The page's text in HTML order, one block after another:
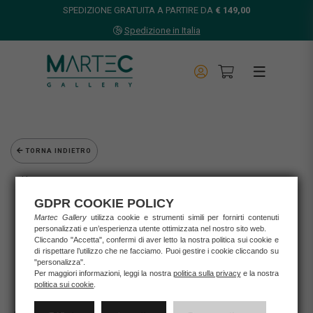
SPEDIZIONE GRATUITA A PARTIRE DA € 149,00
Spedizione in Italia
TORNA INDIETRO
Home
Grafica d'autore
Armando Orfeo
ARMANDO ORFEO - L'ENIGMA DELL'ACQUILONE
GDPR COOKIE POLICY
Martec Gallery utilizza cookie e strumenti simili per fornirti contenuti
personalizzati e un’esperienza utente ottimizzata nel nostro sito web.
Cliccando "Accetta", confermi di aver letto la nostra politica sui cookie e
di rispettare l’utilizzo che ne facciamo. Puoi gestire i cookie cliccando su
"personalizza".
Per maggiori informazioni, leggi la nostra politica sulla privacye la nostra
politica sui cookie